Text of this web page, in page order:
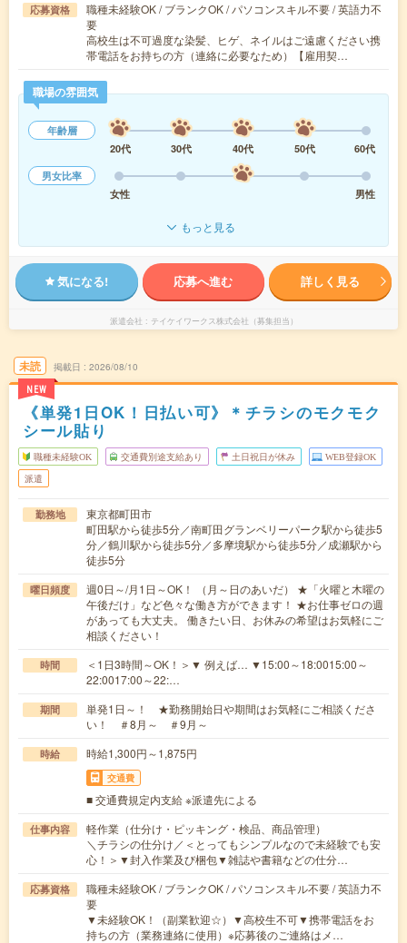
応募資格
職種未経験OK / ブランクOK / パソコンスキル不要 / 英語力不
要
高校生は不可過度な染髪、ヒゲ、ネイルはご遠慮ください携
帯電話をお持ちの方（連絡に必要なため）【雇用契…
職場の雰囲気
年齢層
20代
30代 40代 50代
60代
男女比率
女性
男性
もっと見る
気になる! 応募へ進む 詳しく見る
派遣会社 テイケイワークス株式会社（募集担当）
未読
NEW
掲載日 2026/08/10
《単発1日OK！日払い可》＊チラシのモクモク
シール貼り
職種未経験OK 交通費別途支給あり 土日祝日が休み WEB登録OK
派遣
勤務地
東京都町田市
町田駅から徒歩5分／南町田グランベリーパーク駅から徒歩5
分／鶴川駅から徒歩5分／多摩境駅から徒歩5分／成瀬駅から
徒歩5分
曜日頻度
週0日～/月1日～OK！ （月～日のあいだ） ★「火曜と木曜の
午後だけ」など色々な働き方ができます！ ★お仕事ゼロの週
があっても大丈夫。 働きたい日、お休みの希望はお気軽にご
相談ください！
時間
＜1日3時間～OK！＞▼ 例えば… ▼15:00～18:0015:00～
22:0017:00～22:…
期間
単発1日～！ ★勤務開始日や期間はお気軽にご相談くださ
い！ ＃8月～ ＃9月～
時給 時給1,300円～1,875円
交通費
■ 交通費規定内支給 ※派遣先による
仕事内容
軽作業（仕分け・ピッキング・検品、商品管理）
＼チラシの仕分け／＜とってもシンプルなので未経験でも安
心！＞▼封入作業及び梱包▼雑誌や書籍などの仕分…
応募資格
職種未経験OK / ブランクOK / パソコンスキル不要 / 英語力不
要
▼未経験OK！（副業歓迎☆）▼高校生不可▼携帯電話をお
持ちの方（業務連絡に使用）※応募後のご連絡はメ…